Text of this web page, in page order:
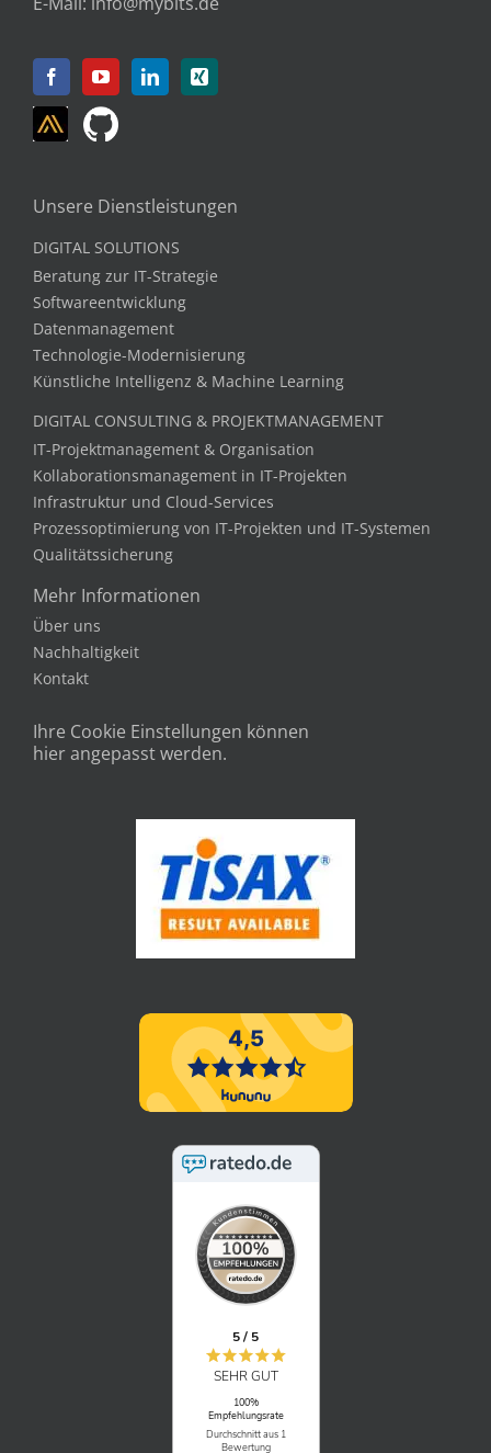
Unsere Dienstleistungen
DIGITAL SOLUTIONS
Beratung zur IT-Strategie
Softwareentwicklung
Datenmanagement
Technologie-Modernisierung
Künstliche Intelligenz & Machine Learning
DIGITAL CONSULTING & PROJEKTMANAGEMENT
IT-Projektmanagement & Organisation
Kollaborationsmanagement in IT-Projekten
Infrastruktur und Cloud-Services
Prozessoptimierung von IT-Projekten und IT-Systemen
Qualitätssicherung
Mehr Informationen
Über uns
Nachhaltigkeit
Kontakt
Ihre Cookie Einstellungen können
hier angepasst werden.
5 / 5
SEHR GUT
100%
Empfehlungsrate
Durchschnitt aus 1
Bewertung